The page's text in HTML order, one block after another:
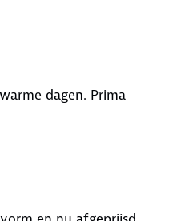
dagen. Prima